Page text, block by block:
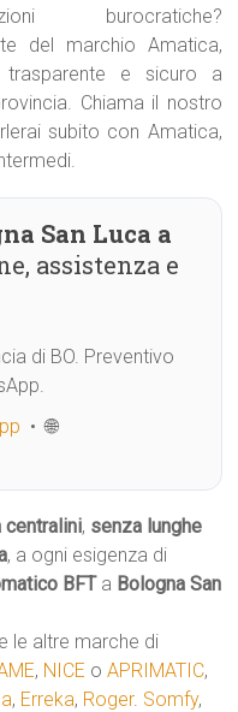
burocratiche?
del marchio Amatica,
trasparente e sicuro a
Chiama il nostro
subito con Amatica,
San Luca a
assistenza e
di BO. Preventivo
• 🌐
centralini, senza lunghe
, a ogni esigenza di
BFTa Bologna San
le altre marche di
, NICE oAPRIMATIC,
, Erreka, Roger. Somfy,